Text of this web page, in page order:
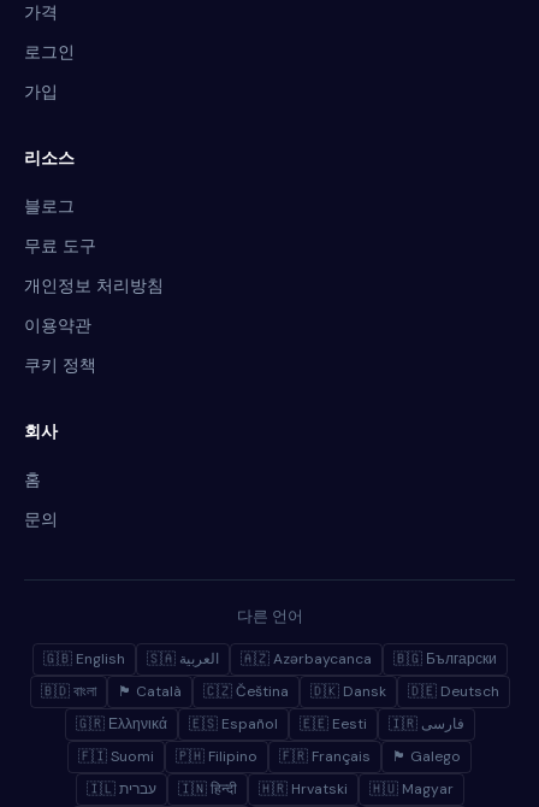
가격
로그인
가입
리소스
블로그
무료 도구
개인정보 처리방침
이용약관
쿠키 정책
회사
홈
문의
다른 언어
🇬🇧 English 🇸🇦 العربية 🇦🇿 Azərbaycanca
🇧🇬 Български
🇧🇩 বাংলা
🏴 Català 🇨🇿 Čeština 🇩🇰 Dansk
🇩🇪 Deutsch
🇬🇷 Ελληνικά
🇪🇸 Español 🇪🇪 Eesti
🇮🇷 فارسی
🇫🇮 Suomi
🇵🇭 Filipino 🇫🇷 Français
🏴 Galego
🇮🇱 עברית
🇮🇳 हिन्दी 🇭🇷 Hrvatski 🇭🇺 Magyar